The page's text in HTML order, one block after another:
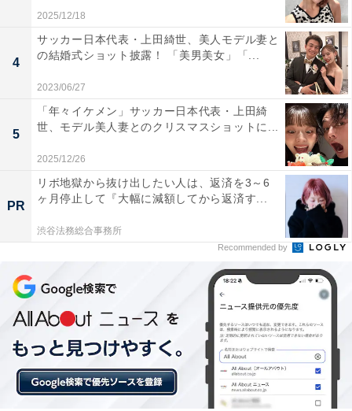
2025/12/18
4
サッカー日本代表・上田綺世、美人モデル妻と
の結婚式ショット披露！ 「美男美女」「...
2023/06/27
5
「年々イケメン」サッカー日本代表・上田綺
世、モデル美人妻とのクリスマスショットに...
2025/12/26
PR
リボ地獄から抜け出したい人は、返済を3～6
ヶ月停止して『大幅に減額してから返済す...
渋谷法務総合事務所
Recommended by